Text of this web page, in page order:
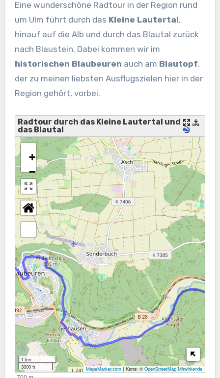
Eine wunderschöne Radtour in der Region rund
um Ulm führt durch das Kleine Lautertal,
hinauf auf die Alb und durch das Blautal zurück
nach Blaustein. Dabei kommen wir im
historischen Blaubeuren auch am Blautopf,
der zu meinen liebsten Ausflugszielen hier in der
Region gehört, vorbei.
Radtour durch das Kleine Lautertal und
das Blautal
+
−
1 km
3000 ft
MapsMarker.com | Karte: ©OpenStreetMap Mitwirkende